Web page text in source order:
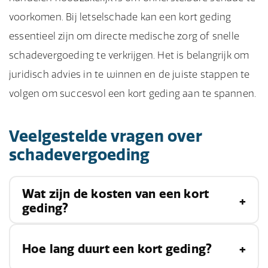
voorkomen. Bij letselschade kan een kort geding
essentieel zijn om directe medische zorg of snelle
schadevergoeding te verkrijgen. Het is belangrijk om
juridisch advies in te winnen en de juiste stappen te
volgen om succesvol een kort geding aan te spannen.
Veelgestelde vragen over
schadevergoeding
Wat zijn de kosten van een kort
geding?
De kosten van een kort geding variëren, maar
Hoe lang duurt een kort geding?